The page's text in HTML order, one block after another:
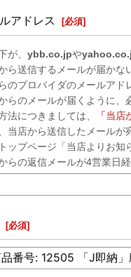
アドレス [必須]
が、 ybb.co.jpや
ら送信するメールが届かな
のプロバイダのメールアド
らのメールが届くように、
法につきましては、
「当
当店から送信したメールが
ップページ「当店よりお知
らの返信メールが4営業日
[必須]